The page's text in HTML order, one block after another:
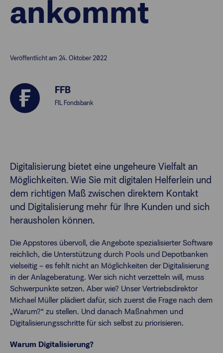
Finanzberatende
Kontakt
Login
ankommt
Veröffentlicht am 24. Oktober 2022
FFB
FIL Fondsbank
Digitalisierung bietet eine ungeheure Vielfalt an
Möglichkeiten. Wie Sie mit digitalen Helferlein und
dem richtigen Maß zwischen direktem Kontakt
und Digitalisierung mehr für Ihre Kunden und sich
herausholen können.
Die Appstores übervoll, die Angebote spezialisierter Software
reichlich, die Unterstützung durch Pools und Depotbanken
vielseitig – es fehlt nicht an Möglichkeiten der Digitalisierung
in der Anlageberatung. Wer sich nicht verzetteln will, muss
Schwerpunkte setzen. Aber wie? Unser Vertriebsdirektor
Michael Müller plädiert dafür, sich zuerst die Frage nach dem
„Warum?“ zu stellen. Und danach Maßnahmen und
Digitalisierungsschritte für sich selbst zu priorisieren.
Warum Digitalisierung?